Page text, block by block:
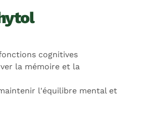
cognitives
la mémoire et la
l'équilibre mental et